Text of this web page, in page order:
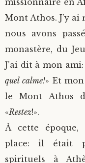
missionnaire en
Mont Athos. J’y
nous avons
monastère, du
J’ai dit à mon ami:
quel calme!» Et
le Mont Athos
«Restez!».
À cette époque,
place: il était
spirituels à